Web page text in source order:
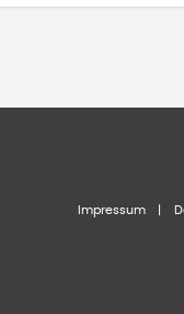
Impressum